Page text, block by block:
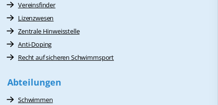
Vereinsfinder
Lizenzwesen
Zentrale Hinweisstelle
Anti-Doping
Recht auf sicheren Schwimmsport
Abteilungen
Schwimmen